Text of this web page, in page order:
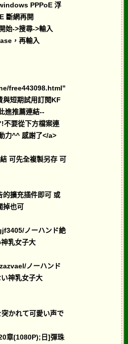
PPPoE 浮
斷網再開
始->搜尋->輸入
，再輸入
free443098.html"
短期試用訂閱KF
進推薦連結--
要從下方檔案連
力^^ 感謝了</a>
可先全複製另存 可
的擴充插件即可 或
掉也可
ノーハンド絶
乳女子大
ノーハンド
神乳女子大
かれて可愛い声で
章(1080P);日]彈珠